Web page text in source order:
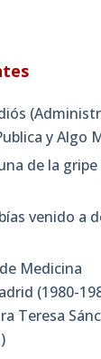
y Algo
de la gripe
venido a
Medicina
(1980-
Teresa